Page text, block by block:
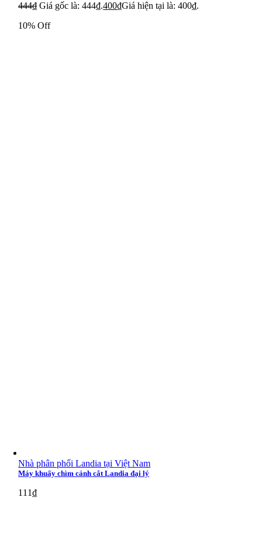
444₫ Giá gốc là: 444₫.400₫Giá hiện tại là: 400₫.
10% Off
Nhà phân phối Landia tại Việt Nam
Máy khuấy chìm cánh cắt Landia đại lý
111₫